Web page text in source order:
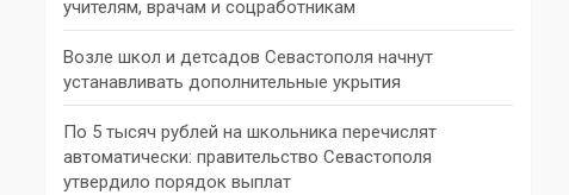
учителям, врачам и соцработникам
Возле школ и детсадов Севастополя начнут
устанавливать дополнительные укрытия
По 5 тысяч рублей на школьника перечислят
автоматически: правительство Севастополя
утвердило порядок выплат